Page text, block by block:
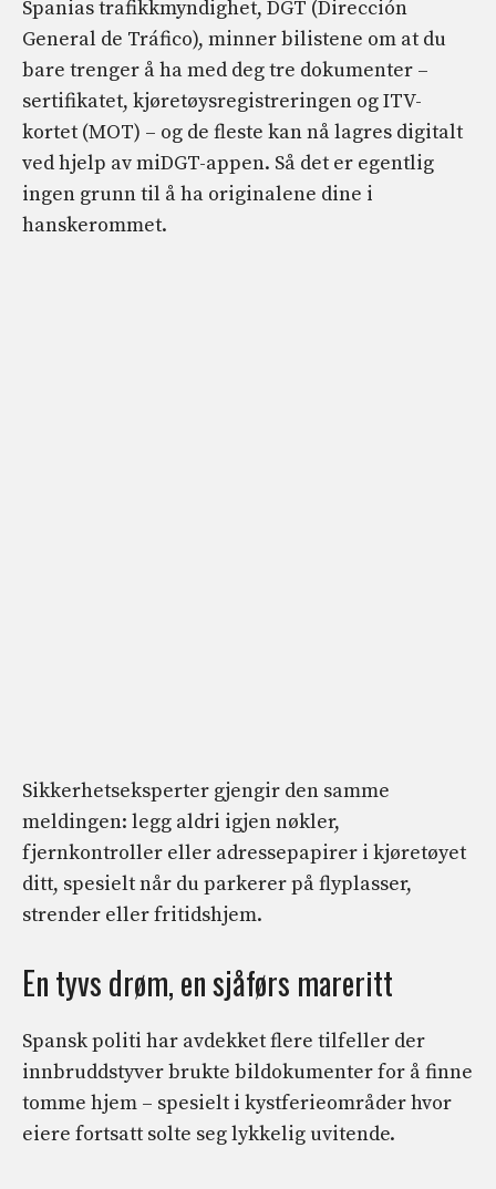
Spanias trafikkmyndighet, DGT (Dirección
General de Tráfico), minner bilistene om at du
bare trenger å ha med deg tre dokumenter –
sertifikatet, kjøretøysregistreringen og ITV-
kortet (MOT) – og de fleste kan nå lagres digitalt
ved hjelp av miDGT-appen. Så det er egentlig
ingen grunn til å ha originalene dine i
hanskerommet.
Sikkerhetseksperter gjengir den samme
meldingen: legg aldri igjen nøkler,
fjernkontroller eller adressepapirer i kjøretøyet
ditt, spesielt når du parkerer på flyplasser,
strender eller fritidshjem.
En tyvs drøm, en sjåførs mareritt
Spansk politi har avdekket flere tilfeller der
innbruddstyver brukte bildokumenter for å finne
tomme hjem – spesielt i kystferieområder hvor
eiere fortsatt solte seg lykkelig uvitende.